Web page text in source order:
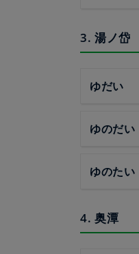
3. 湯ノ岱
ゆだい
ゆのだい
ゆのたい
4. 奥潭